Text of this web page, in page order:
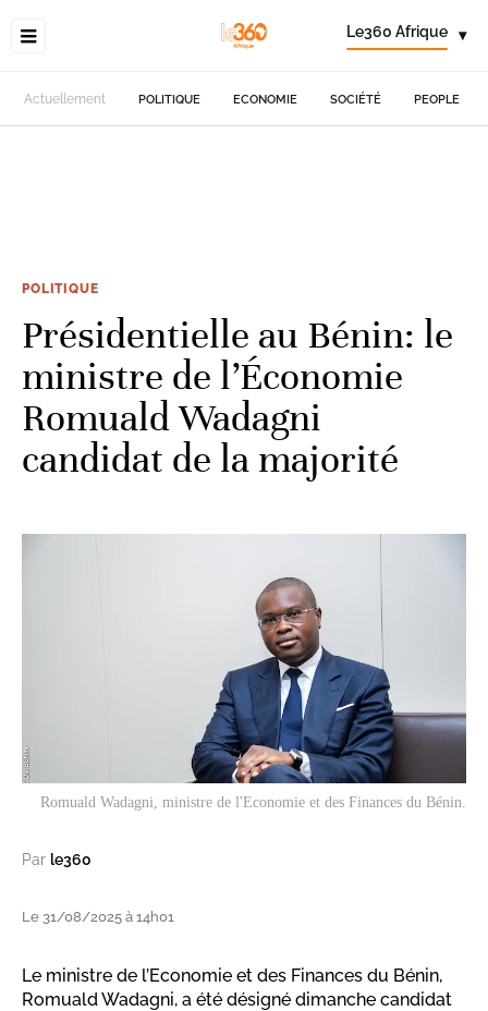
Le360 Afrique ▾
Actuellement POLITIQUE ECONOMIE SOCIÉTÉ PEOPLE
POLITIQUE
Présidentielle au Bénin: le
ministre de l’Économie
Romuald Wadagni
candidat de la majorité
Romuald Wadagni, ministre de l'Economie et des Finances du Bénin.
Par le360
Le 31/08/2025 à 14h01
Le ministre de l’Economie et des Finances du Bénin,
Romuald Wadagni, a été désigné dimanche candidat